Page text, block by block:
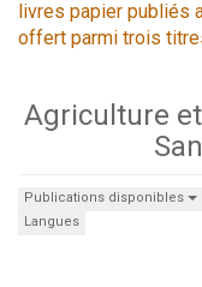
livres papier publiés
offert parmi trois
Agriculture
Publications disponibles
Langues